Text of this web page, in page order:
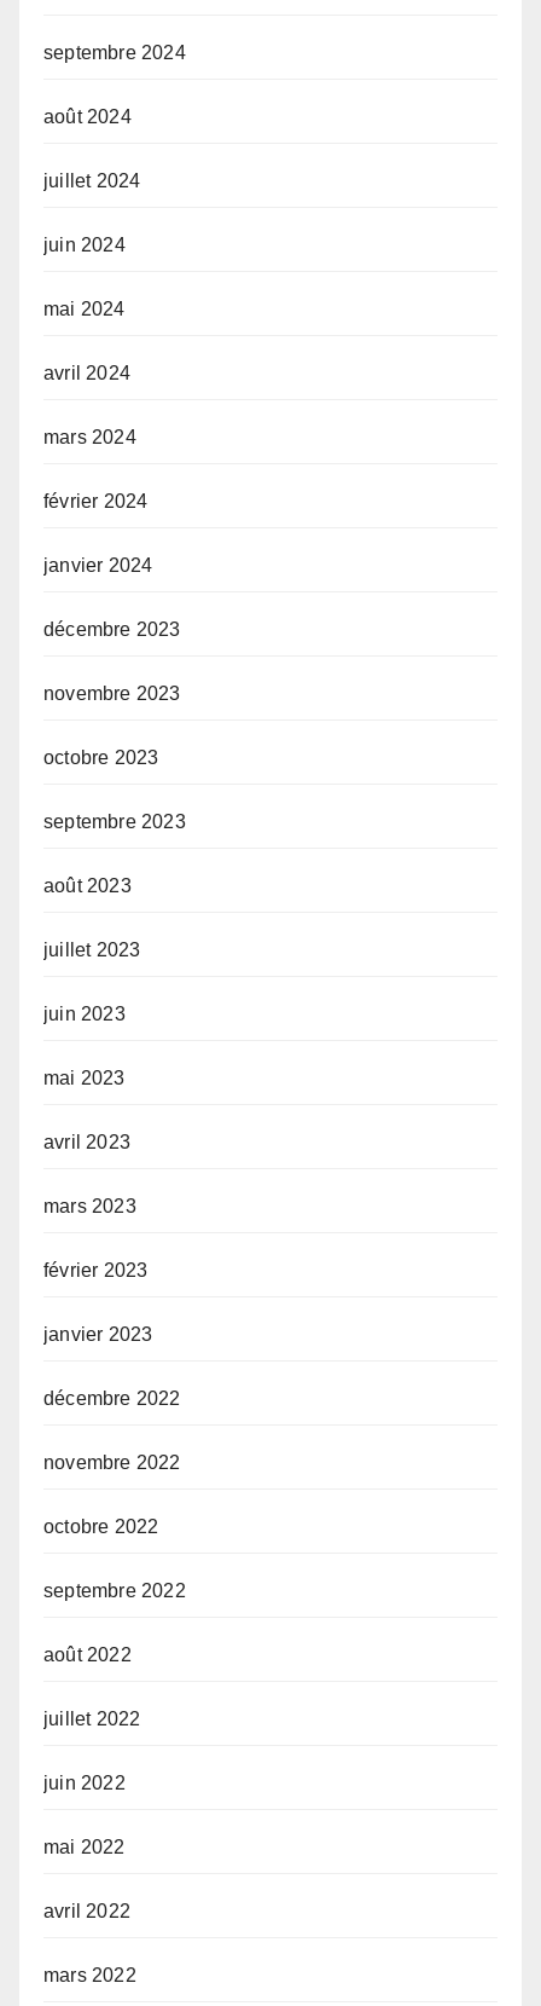
septembre 2024
août 2024
juillet 2024
juin 2024
mai 2024
avril 2024
mars 2024
février 2024
janvier 2024
décembre 2023
novembre 2023
octobre 2023
septembre 2023
août 2023
juillet 2023
juin 2023
mai 2023
avril 2023
mars 2023
février 2023
janvier 2023
décembre 2022
novembre 2022
octobre 2022
septembre 2022
août 2022
juillet 2022
juin 2022
mai 2022
avril 2022
mars 2022